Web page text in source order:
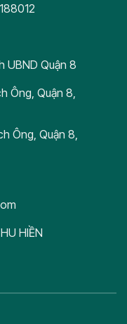
UBND Quận 8
Ông, Quận 8,
Ông, Quận 8,
HIỀN